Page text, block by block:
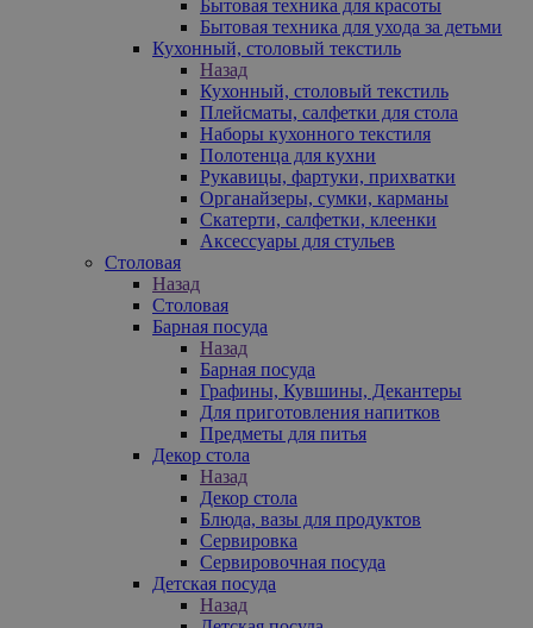
Бытовая техника для красоты
Бытовая техника для ухода за детьми
Кухонный, столовый текстиль
Назад
Кухонный, столовый текстиль
Плейсматы, салфетки для стола
Наборы кухонного текстиля
Полотенца для кухни
Рукавицы, фартуки, прихватки
Органайзеры, сумки, карманы
Скатерти, салфетки, клеенки
Аксессуары для стульев
Столовая
Назад
Столовая
Барная посуда
Назад
Барная посуда
Графины, Кувшины, Декантеры
Для приготовления напитков
Предметы для питья
Декор стола
Назад
Декор стола
Блюда, вазы для продуктов
Сервировка
Сервировочная посуда
Детская посуда
Назад